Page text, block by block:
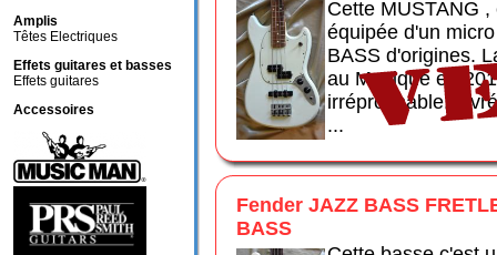
Cette MUSTANG
équipée d'un
BASS d'origines.
au Mexique en
irréprochable.
...
Fender JAZZ BASS
BASS
Amplis
Têtes Electriques
Effets guitares et basses
Effets guitares
Accessoires